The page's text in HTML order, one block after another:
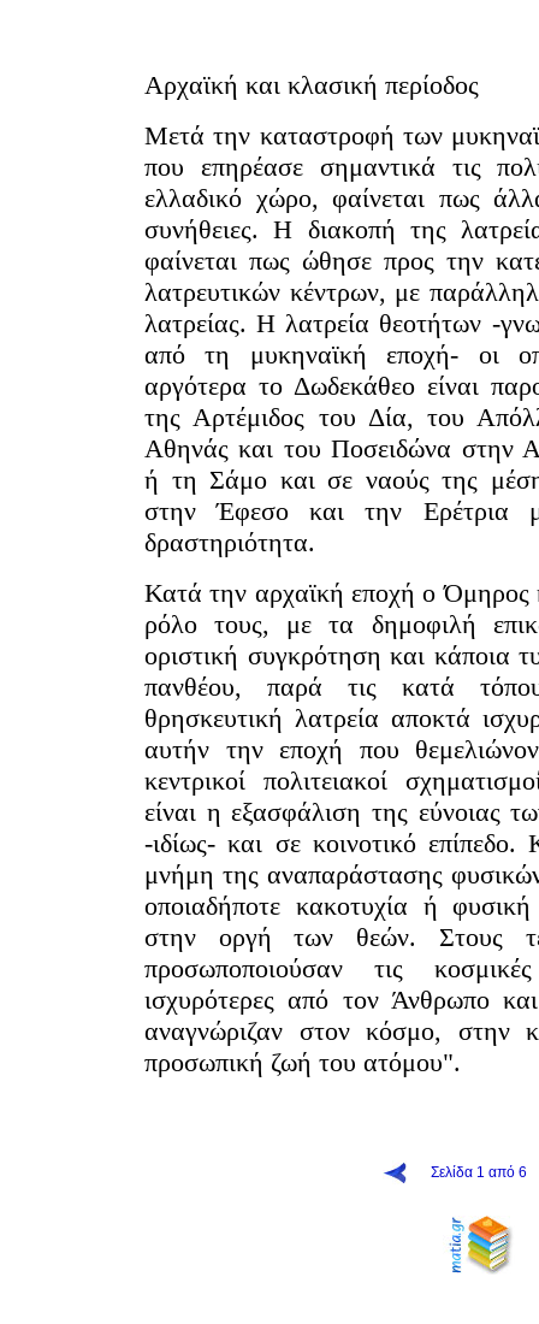
Αρχαϊκή και κλασική περίοδος
Μετά την καταστροφή των
που επηρέασε σημαντικά τις
ελλαδικό χώρο, φαίνεται πως
συνήθειες. Η διακοπή της
φαίνεται πως ώθησε προς την
λατρευτικών κέντρων, με
λατρείας. Η λατρεία θεοτήτων -
πό τη μυκηναϊκή εποχή- οι
ργότερα το Δωδεκάθεο είναι
της Αρτέμιδος του Δία, του
Αθηνάς και του Ποσειδώνα στην
ή τη Σάμο και σε ναούς της
στην Έφεσο και την Ερέτρια
δραστηριότητα.
Κατά την αρχαϊκή εποχή ο Όμηρος
ρόλο τους, με τα δημοφιλή
οριστική συγκρότηση και κάποια
πανθέου, παρά τις κατά
θρησκευτική λατρεία αποκτά
υτήν την εποχή που
κεντρικοί πολιτειακοί
είναι η εξασφάλιση της εύνοιας
-ιδίως- και σε κοινοτικό
μνήμη της αναπαράστασης
οποιαδήποτε κακοτυχία ή
στην οργή των θεών. Στους
προσωποποιούσαν τις
ισχυρότερες από τον Άνθρωπο
ναγνώριζαν στον κόσμο, στην
προσωπική ζωή του ατόμου".
Σελίδα 1 από 6